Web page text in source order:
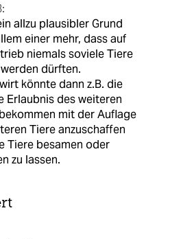
allzu plausibler Grund
einer mehr, dass auf
niemals soviele Tiere
dürften.
könnte dann z.B. die
Erlaubnis des weiteren
mit der Auflage
Tiere anzuschaffen
Tiere besamen oder
zu lassen.